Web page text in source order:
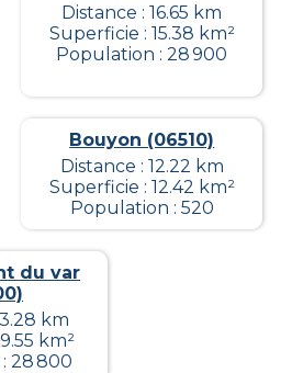
Distance : 16.65 km
Superficie : 15.38 km²
Population : 28 900
Bouyon (06510)
Distance : 12.22 km
Superficie : 12.42 km²
Population : 520
du var
km
km²
28 800